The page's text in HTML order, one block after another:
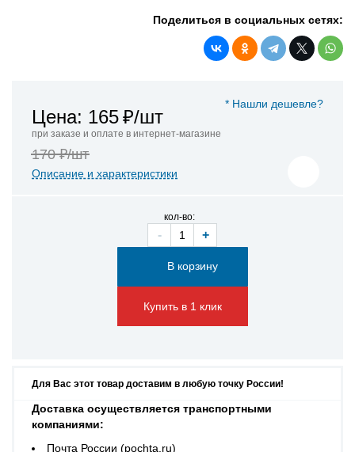
Поделиться в социальных сетях:
* Нашли дешевле?
Цена: 165₽/шт
при заказе и оплате в интернет-магазине
170 ₽/шт
Описание и характеристики
кол-во:
- +
Купить в 1 клик
Для Вас этот товар доставим в любую точку России!
Доставка осуществляется транспортными
компаниями:
Почта России (pochta.ru)